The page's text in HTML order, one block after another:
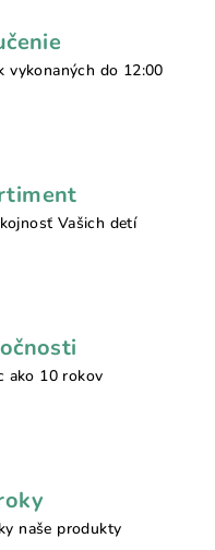
vykonaných do 12:00
Vašich detí
ako 10 rokov
naše produkty